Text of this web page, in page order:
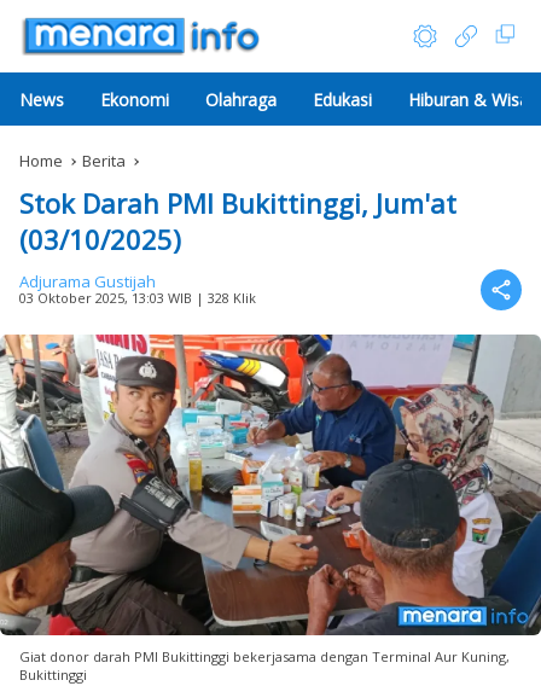
News Ekonomi Olahraga Edukasi Hiburan &
Home Berita
Stok Darah PMI Bukittinggi, Jum'at
(03/10/2025)
Adjurama Gustijah
03 Oktober 2025, 13:03 WIB | 328 Klik
Giat donor darah PMI Bukittinggi bekerjasama dengan Terminal Aur Kuning,
Bukittinggi